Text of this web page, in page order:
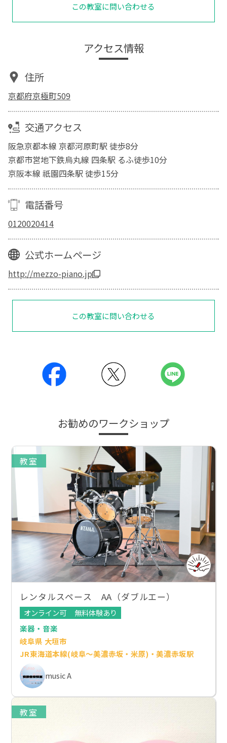
この教室に問い合わせる
アクセス情報
住所
京都府京極町509
交通アクセス
阪急京都本線 京都河原町駅 徒歩8分
京都市営地下鉄烏丸線 四条駅 るふ徒歩10分
京阪本線 祇園四条駅 徒歩15分
電話番号
0120020414
公式ホームページ
http://mezzo-piano.jp
この教室に問い合わせる
お勧めのワークショップ
教室
レンタルスペース AA（ダブルエー）
オンライン可
無料体験あり
楽器・音楽
岐阜県 大垣市
JR東海道本線(岐阜～美濃赤坂・米原)・美濃赤坂駅
music A
教室